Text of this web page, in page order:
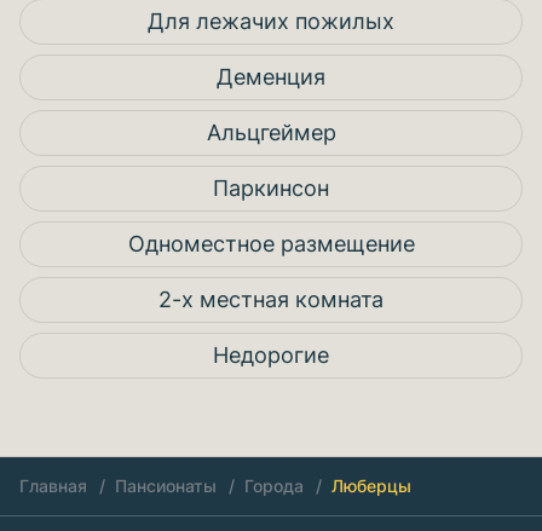
Для лежачих пожилых
Деменция
Альцгеймер
Паркинсон
Одноместное размещение
2-х местная комната
Недорогие
Главная Пансионаты Города Люберцы